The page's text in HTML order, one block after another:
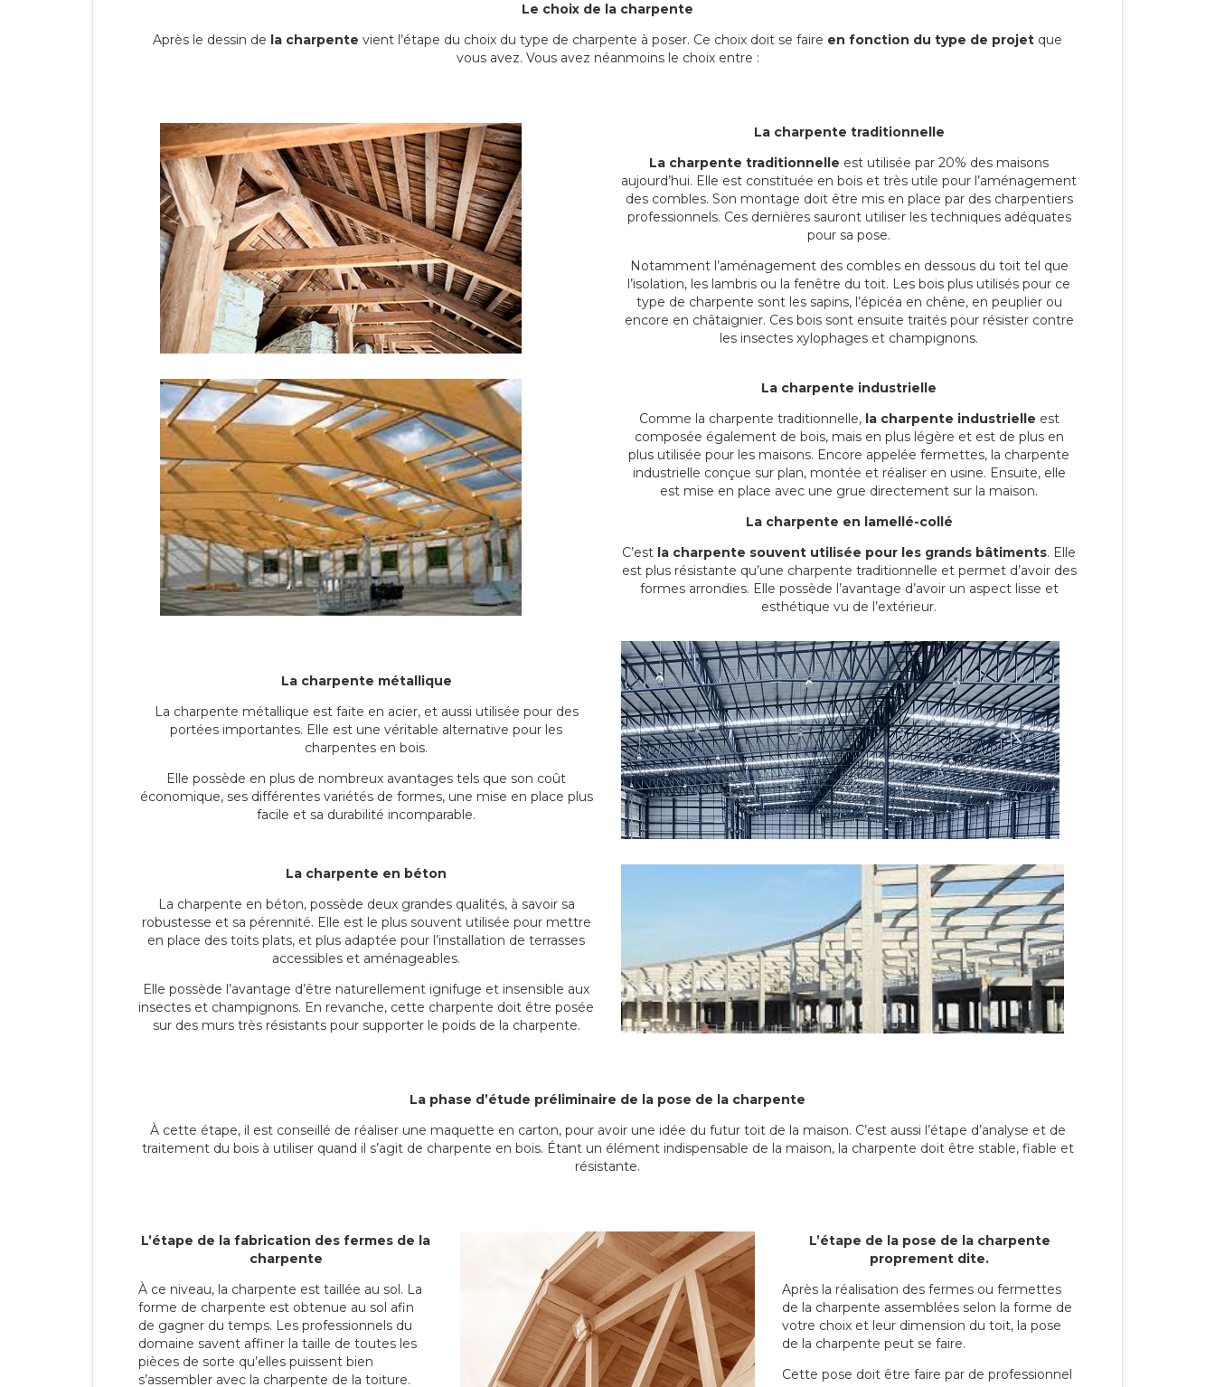
Le choix de la charpente
Après le dessin de la charpente vient l’étape du choix du type de charpente à poser. Ce choix doit se faire en fonction du type de projet que
vous avez. Vous avez néanmoins le choix entre :
La charpente traditionnelle
La charpente traditionnelle est utilisée par 20% des maisons
aujourd’hui. Elle est constituée en bois et très utile pour l’aménagement
des combles. Son montage doit être mis en place par des charpentiers
professionnels. Ces dernières sauront utiliser les techniques adéquates
pour sa pose.
Notamment l’aménagement des combles en dessous du toit tel que
l’isolation, les lambris ou la fenêtre du toit. Les bois plus utilisés pour ce
type de charpente sont les sapins, l’épicéa en chêne, en peuplier ou
encore en châtaignier. Ces bois sont ensuite traités pour résister contre
les insectes xylophages et champignons.
La charpente industrielle
Comme la charpente traditionnelle, la charpente industrielle est
composée également de bois, mais en plus légère et est de plus en
plus utilisée pour les maisons. Encore appelée fermettes, la charpente
industrielle conçue sur plan, montée et réaliser en usine. Ensuite, elle
est mise en place avec une grue directement sur la maison.
La charpente en lamellé-collé
C’est la charpente souvent utilisée pour les grands bâtiments. Elle
est plus résistante qu’une charpente traditionnelle et permet d’avoir des
formes arrondies. Elle possède l’avantage d’avoir un aspect lisse et
esthétique vu de l’extérieur.
La charpente métallique
La charpente métallique est faite en acier, et aussi utilisée pour des
portées importantes. Elle est une véritable alternative pour les
charpentes en bois.
Elle possède en plus de nombreux avantages tels que son coût
économique, ses différentes variétés de formes, une mise en place plus
facile et sa durabilité incomparable.
La charpente en béton
La charpente en béton, possède deux grandes qualités, à savoir sa
robustesse et sa pérennité. Elle est le plus souvent utilisée pour mettre
en place des toits plats, et plus adaptée pour l’installation de terrasses
accessibles et aménageables.
Elle possède l’avantage d’être naturellement ignifuge et insensible aux
insectes et champignons. En revanche, cette charpente doit être posée
sur des murs très résistants pour supporter le poids de la charpente.
La phase d’étude préliminaire de la pose de la charpente
À cette étape, il est conseillé de réaliser une maquette en carton, pour avoir une idée du futur toit de la maison. C’est aussi l’étape d’analyse et de
traitement du bois à utiliser quand il s’agit de charpente en bois. Étant un élément indispensable de la maison, la charpente doit être stable, fiable et
résistante.
L’étape de la fabrication des fermes de la
charpente
À ce niveau, la charpente est taillée au sol. La
forme de charpente est obtenue au sol afin
de gagner du temps. Les professionnels du
domaine savent affiner la taille de toutes les
pièces de sorte qu’elles puissent bien
s’assembler avec la charpente de la toiture.
L’étape de la pose de la charpente
proprement dite.
Après la réalisation des fermes ou fermettes
de la charpente assemblées selon la forme de
votre choix et leur dimension du toit, la pose
de la charpente peut se faire.
Cette pose doit être faire par de professionnel